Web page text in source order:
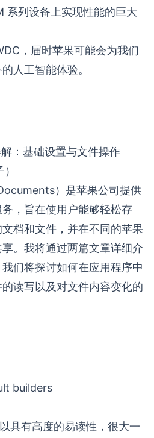
系列设备上实现性能的巨大
，届时苹果可能会为我们
人工智能体验。
：基础设置与文件操作
）是苹果公司提供
，旨在使用户能够轻松存
档和文件，并在不同的苹果
。我将通过两篇文章详细介
们将探讨如何在应用程序中
读写以及对文件内容变化的
builders
具有高度的易读性，很大一